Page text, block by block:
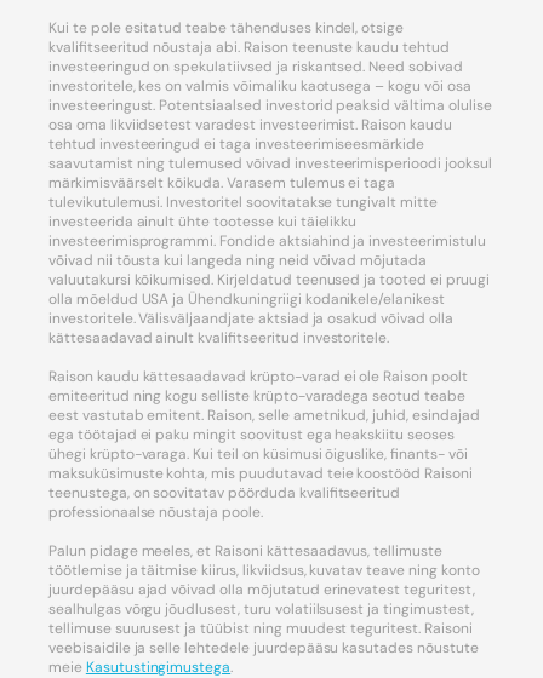
Kui te pole esitatud teabe tähenduses kindel, otsige
kvalifitseeritud nõustaja abi. Raison teenuste kaudu tehtud
investeeringud on spekulatiivsed ja riskantsed. Need sobivad
investoritele, kes on valmis võimaliku kaotusega – kogu või osa
investeeringust. Potentsiaalsed investorid peaksid vältima olulise
osa oma likviidsetest varadest investeerimist. Raison kaudu
tehtud investeeringud ei taga investeerimiseesmärkide
saavutamist ning tulemused võivad investeerimisperioodi jooksul
märkimisväärselt kõikuda. Varasem tulemus ei taga
tulevikutulemusi. Investoritel soovitatakse tungivalt mitte
investeerida ainult ühte tootesse kui täielikku
investeerimisprogrammi. Fondide aktsiahind ja investeerimistulu
võivad nii tõusta kui langeda ning neid võivad mõjutada
valuutakursi kõikumised. Kirjeldatud teenused ja tooted ei pruugi
olla mõeldud USA ja Ühendkuningriigi kodanikele/elanikest
investoritele. Välisväljaandjate aktsiad ja osakud võivad olla
kättesaadavad ainult kvalifitseeritud investoritele.
Raison kaudu kättesaadavad krüpto-varad ei ole Raison poolt
emiteeritud ning kogu selliste krüpto-varadega seotud teabe
eest vastutab emitent. Raison, selle ametnikud, juhid, esindajad
ega töötajad ei paku mingit soovitust ega heakskiitu seoses
ühegi krüpto-varaga. Kui teil on küsimusi õiguslike, finants- või
maksuküsimuste kohta, mis puudutavad teie koostööd Raisoni
teenustega, on soovitatav pöörduda kvalifitseeritud
professionaalse nõustaja poole.
Palun pidage meeles, et Raisoni kättesaadavus, tellimuste
töötlemise ja täitmise kiirus, likviidsus, kuvatav teave ning konto
juurdepääsu ajad võivad olla mõjutatud erinevatest teguritest,
sealhulgas võrgu jõudlusest, turu volatiilsusest ja tingimustest,
tellimuse suurusest ja tüübist ning muudest teguritest. Raisoni
veebisaidile ja selle lehtedele juurdepääsu kasutades nõustute
meieKasutustingimustega.